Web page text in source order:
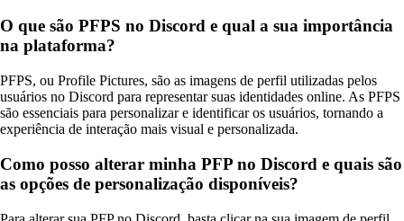
O que são PFPS no Discord e qual a sua importância
na plataforma?
PFPS, ou Profile Pictures, são as imagens de perfil utilizadas pelos
usuários no Discord para representar suas identidades online. As PFPS
são essenciais para personalizar e identificar os usuários, tornando a
experiência de interação mais visual e personalizada.
Como posso alterar minha PFP no Discord e quais são
as opções de personalização disponíveis?